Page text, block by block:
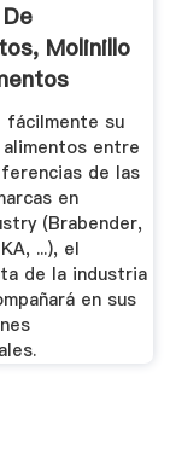
Molinillo
...
fácilmente su
entre
de las
en
(Brabender,
...), el
de la industria
en sus